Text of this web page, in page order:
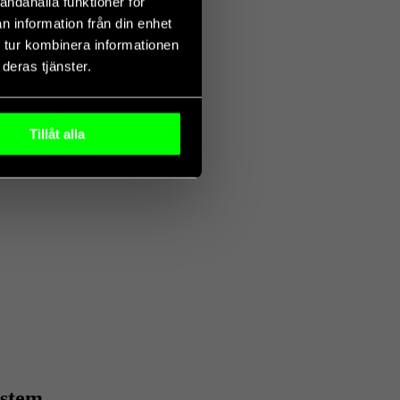
information från din enhet
kombinera informationen
tjänster.
Tillåt alla